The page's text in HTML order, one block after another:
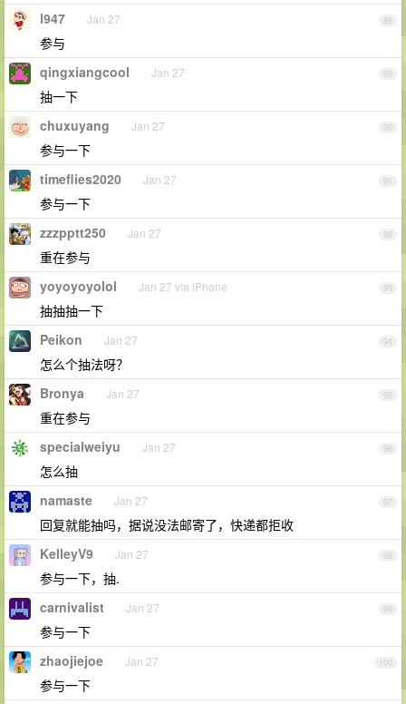
88
l947 Jan 27
参与
89
qingxiangcool Jan 27
抽一下
90
chuxuyang Jan 27
参与一下
91
timeflies2020 Jan 27
参与一下
92
zzzpptt250 Jan 27
重在参与
93
yoyoyoyolol Jan 27 via iPhone
抽抽抽一下
94
Peikon Jan 27
怎么个抽法呀？
95
Bronya Jan 27
重在参与
96
specialweiyu Jan 27
怎么抽
97
namaste Jan 27
回复就能抽吗，据说没法邮寄了，快递都拒收
98
KelleyV9 Jan 27
参与一下，抽.
99
carnivalist Jan 27
参与一下
100
zhaojiejoe Jan 27
参与一下